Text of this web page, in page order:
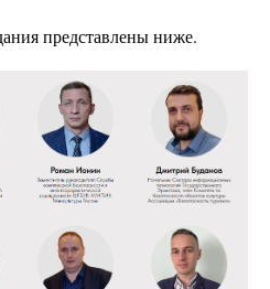
представлены ниже.